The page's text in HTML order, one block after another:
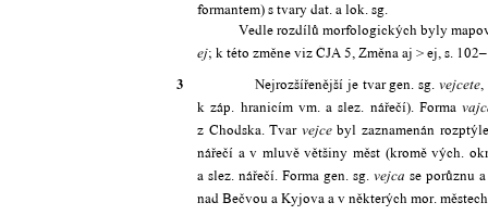
formantem) s tvary dat. a lok. sg.
Vedle rozdílů morfologických byly
ej; k této změne viz ČJA 5, Změna aj > ej, s.
3 Nejrozšířenější je tvar gen. sg.vejcete,
k záp. hranicím vm. a slez. nářečí). Forma
z Chodska. Tvar vejcebyl zaznamenán
nářečí a v mluvě většiny měst (kromě vých.
a slez. nářečí. Forma gen. sg.vejca se porůznu
nad Bečvou a Kyjova a v některých mor.